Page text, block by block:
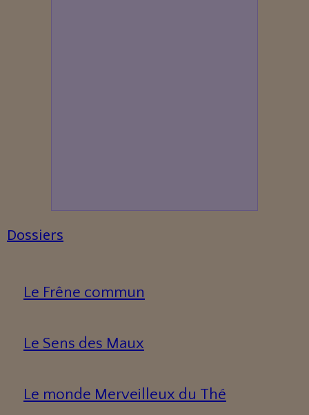
Dossiers
Le Frêne commun
Le Sens des Maux
Le monde Merveilleux du Thé